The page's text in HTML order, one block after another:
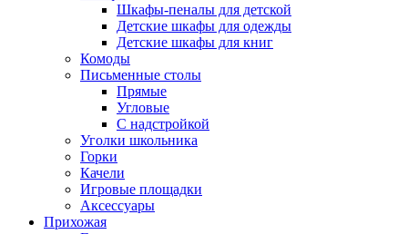
Шкафы-пеналы для детской
Детские шкафы для одежды
Детские шкафы для книг
Комоды
Письменные столы
Прямые
Угловые
С надстройкой
Уголки школьника
Горки
Качели
Игровые площадки
Аксессуары
Прихожая